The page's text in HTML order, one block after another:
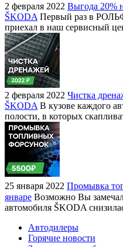
2 февраля 2022 Выгода 20%
ŠKODA Первый раз в
приехал в наш сервисный
2 февраля 2022 Чистка
ŠKODA В кузове каждого
полости, в которых
25 января 2022 Промывка
январе Возможно Вы
автомобиля ŠKODA
Автодилеры
Горячие новости